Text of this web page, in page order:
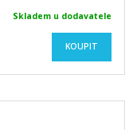
Skladem u dodavatele
KOUPIT